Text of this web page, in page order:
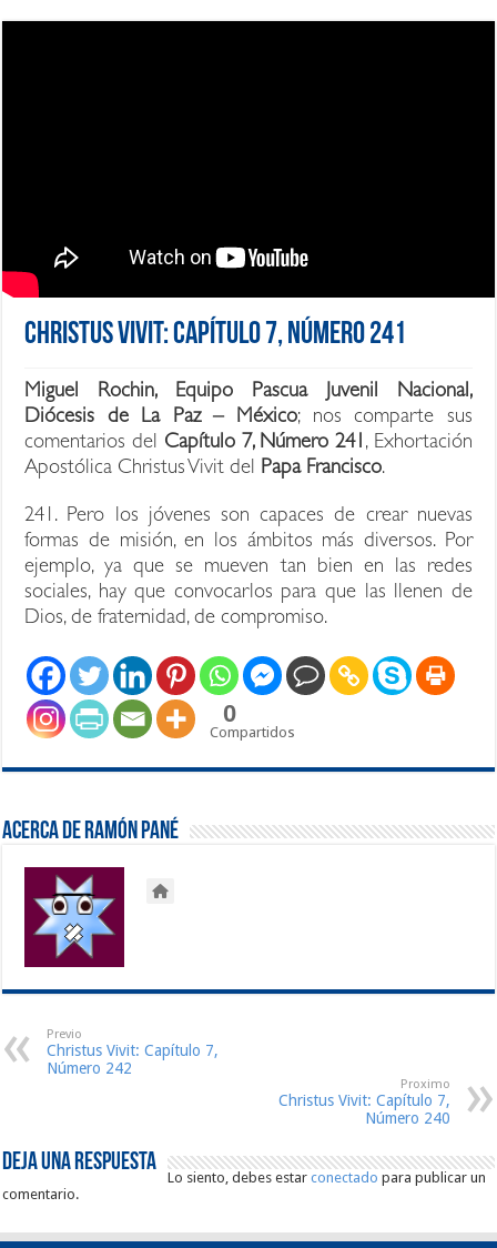
Christus Vivit: Capítulo 7, Número 241
Miguel Rochin, Equipo Pascua Juvenil Nacional,
Diócesis de La Paz – México; nos comparte sus
comentarios del Capítulo 7, Número 241 , Exhortación
Apostólica Christus Vivit del Papa Francisco.
241. Pero los jóvenes son capaces de crear nuevas
formas de misión, en los ámbitos más diversos. Por
ejemplo, ya que se mueven tan bien en las redes
sociales, hay que convocarlos para que las llenen de
Dios, de fraternidad, de compromiso.
0
Compartidos
Acerca de Ramón Pané
Previo
Christus Vivit: Capítulo 7,
Número 242
Proximo
Christus Vivit: Capítulo 7,
Número 240
Deja una respuesta
Lo siento, debes estarconectado para publicar un
comentario.